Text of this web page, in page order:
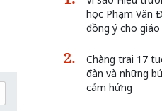
học Phạm Văn
đồng ý cho
Chàng trai 17
đàn và những
cảm hứng